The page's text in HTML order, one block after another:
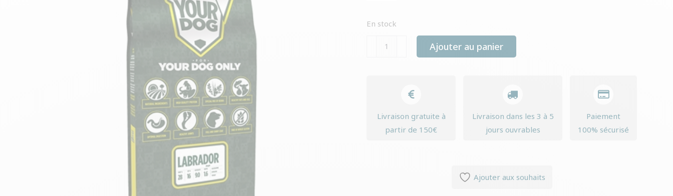
En stock
quantité
Ajouter au panier
Livraison gratuite à
partir de 150€
Livraison dans les 3 à 5
jours ouvrables
Paiement
100% sécurisé
Ajouter aux souhaits